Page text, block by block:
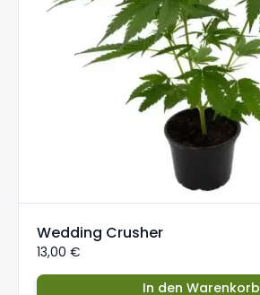
Wedding Crusher
13,00 €
In den Warenkorb